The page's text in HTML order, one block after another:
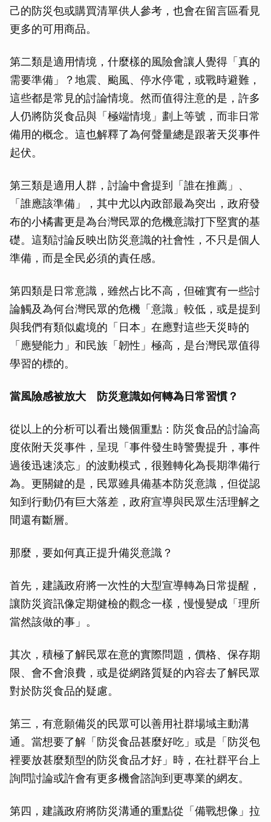
己的防災包或購買清單供人參考，也會在留言區看見
更多的可用商品。
第二類是適用情境，什麼樣的風險會讓人覺得「真的
需要準備」？地震、颱風、停水停電，或戰時避難，
這些都是常見的討論情境。然而值得注意的是，許多
人仍將防災食品與「極端情境」劃上等號，而非日常
備用的概念。這也解釋了為何聲量總是跟著天災事件
起伏。
第三類是適用人群，討論中會提到「誰在推薦」、
「誰應該準備」，其中尤以內政部最為突出，政府發
布的小橘書更是為台灣民眾的危機意識打下堅實的基
礎。這類討論反映出防災意識的社會性，不只是個人
準備，而是全民必須的責任感。
第四類是日常意識，雖然占比不高，但確實有一些討
論觸及為何台灣民眾的危機「意識」較低，或是提到
與我們有類似處境的「日本」在應對這些天災時的
「應變能力」和民族「韌性」極高，是台灣民眾值得
學習的標的。
當風險感被放大 防災意識如何轉為日常習慣？
從以上的分析可以看出幾個重點：防災食品的討論高
度依附天災事件，呈現「事件發生時警覺提升，事件
過後迅速淡忘」的波動模式，很難轉化為長期準備行
為。更關鍵的是，民眾雖具備基本防災意識，但從認
知到行動仍有巨大落差，政府宣導與民眾生活理解之
間還有斷層。
那麼，要如何真正提升備災意識？
首先，建議政府將一次性的大型宣導轉為日常提醒，
讓防災資訊像定期健檢的觀念一樣，慢慢變成「理所
當然該做的事」。
其次，積極了解民眾在意的實際問題，價格、保存期
限、會不會浪費，或是從網路質疑的內容去了解民眾
對於防災食品的疑慮。
第三，有意願備災的民眾可以善用社群場域主動溝
通。當想要了解「防災食品甚麼好吃」或是「防災包
裡要放甚麼類型的防災食品才好」時，在社群平台上
詢問討論或許會有更多機會諮詢到更專業的網友。
第四，建議政府將防災溝通的重點從「備戰想像」拉
取消